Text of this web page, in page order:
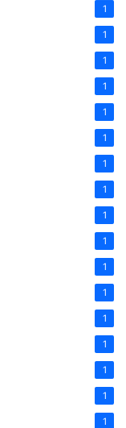
1
1
1
1
1
1
1
1
1
1
1
1
1
1
1
1
1